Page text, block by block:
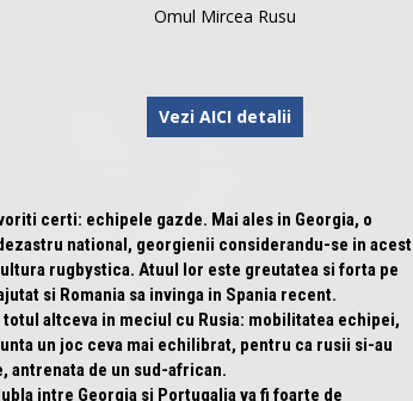
Omul Mircea Rusu
Vezi AICI detalii
certi: echipele gazde. Mai ales in Georgia, o
national, georgienii considerandu-se in acest
rugbystica. Atuul lor este greutatea si forta pe
si Romania sa invinga in Spania recent.
altceva in meciul cu Rusia: mobilitatea echipei,
un joc ceva mai echilibrat, pentru ca rusii si-au
antrenata de un sud-african.
intre Georgia si Portugalia va fi foarte de